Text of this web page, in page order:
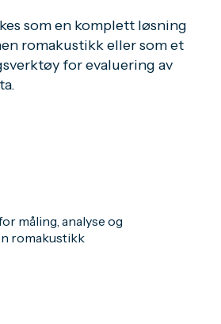
som en komplett løsning
romakustikk eller som et
for evaluering av
måling, analyse og
romakustikk